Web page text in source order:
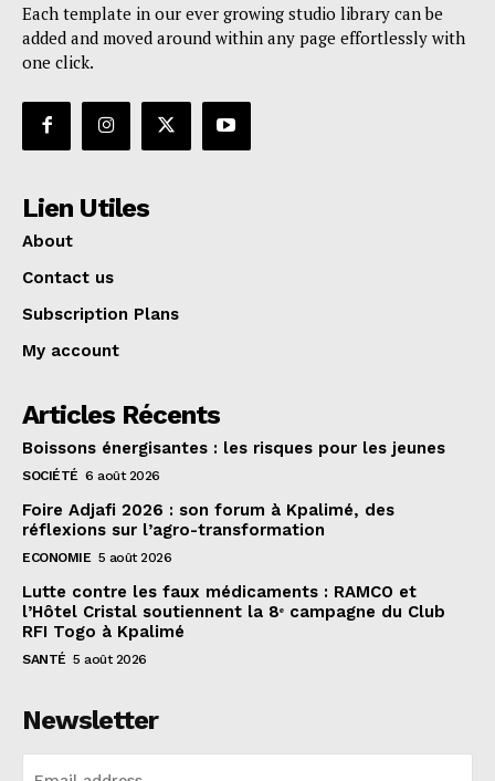
Each template in our ever growing studio library can be
added and moved around within any page effortlessly with
one click.
Lien Utiles
About
Contact us
Subscription Plans
My account
Articles Récents
Boissons énergisantes : les risques pour les jeunes
SOCIÉTÉ 6 août 2026
Foire Adjafi 2026 : son forum à Kpalimé, des
réflexions sur l’agro-transformation
ECONOMIE 5 août 2026
Lutte contre les faux médicaments : RAMCO et
l’Hôtel Cristal soutiennent la 8ᵉ campagne du Club
RFI Togo à Kpalimé
SANTÉ 5 août 2026
Newsletter